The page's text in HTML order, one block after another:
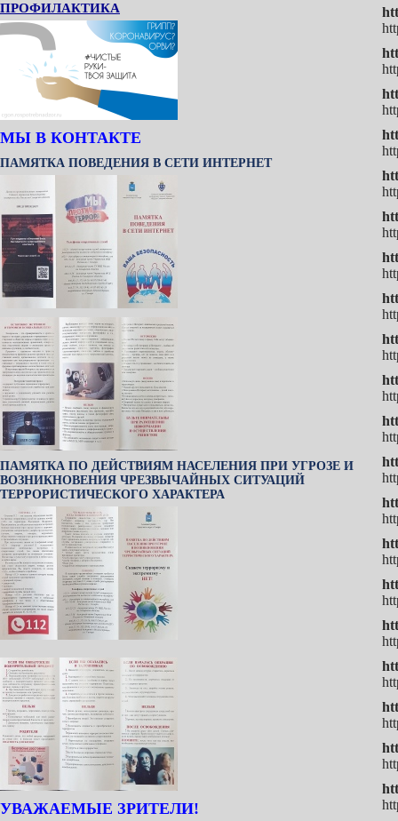
ПРОФИЛАКТИКА
МЫ В КОНТАКТЕ
ПАМЯТКА ПОВЕДЕНИЯ В СЕТИ ИНТЕРНЕТ
ПАМЯТКА ПО ДЕЙСТВИЯМ НАСЕЛЕНИЯ ПРИ УГРОЗЕ И
ВОЗНИКНОВЕНИЯ ЧРЕЗВЫЧАЙНЫХ СИТУАЦИЙ
ТЕРРОРИСТИЧЕСКОГО ХАРАКТЕРА
УВАЖАЕМЫЕ ЗРИТЕЛИ!